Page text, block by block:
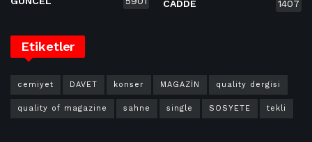
CADDE 1407
Etiketler
cemiyet DAVET konser MAGAZİN quality dergisi
quality of magazine sahne single SOSYETE tekli